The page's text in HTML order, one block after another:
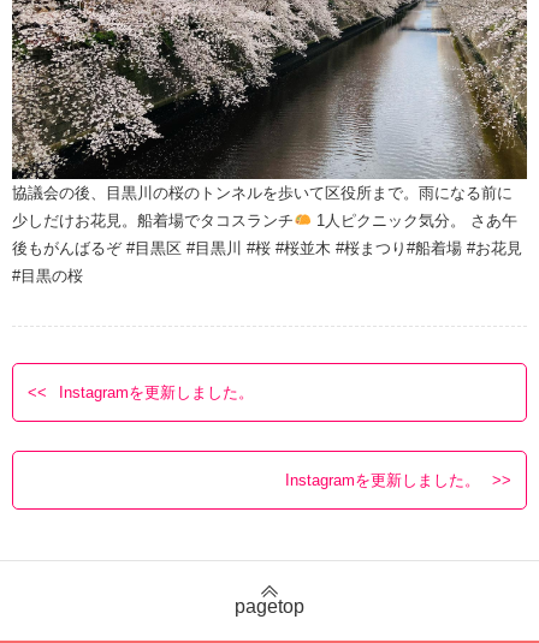
協議会の後、目黒川の桜のトンネルを歩いて区役所まで。雨になる前に
少しだけお花見。船着場でタコスランチ
1人ピクニック気分。 さあ午
後もがんばるぞ #目黒区 #目黒川 #桜 #桜並木 #桜まつり#船着場 #お花見
#目黒の桜
Instagramを更新しました。
Instagramを更新しました。
pagetop